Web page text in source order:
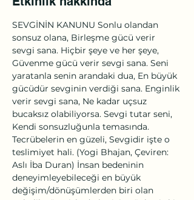
SEVGİNİN KANUNU Sonlu olandan
sonsuz olana, Birleşme gücü verir
sevgi sana. Hiçbir şeye ve her şeye,
Güvenme gücü verir sevgi sana. Seni
yaratanla senin arandaki dua, En büyük
gücüdür sevginin verdiği sana. Enginlik
verir sevgi sana, Ne kadar uçsuz
bucaksız olabiliyorsa. Sevgi tutar seni,
Kendi sonsuzluğunla temasında​.
Tecrübelerin en güzeli, Sevgidir işte o
teslimiyet hali. (Yogi Bhajan, Çeviren:
Aslı İba Duran) İnsan bedeninin
deneyimleyebileceği en büyük
değişim/dönüşümlerden biri olan